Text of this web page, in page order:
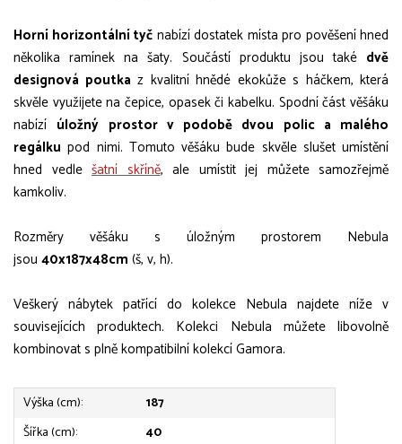
Horní horizontální tyč nabízí dostatek místa pro pověšení hned
několika ramínek na šaty. Součástí produktu jsou také dvě
designová poutka z kvalitní hnědé ekokůže s háčkem, která
skvěle využijete na čepice, opasek či kabelku. Spodní část věšáku
nabízí úložný prostor v podobě dvou polic a malého
regálku pod nimi. Tomuto věšáku bude skvěle slušet umístění
hned vedle šatní skříně, ale umístit jej můžete samozřejmě
kamkoliv.
Rozměry věšáku s úložným prostorem Nebula
jsou 40x187x48cm (š, v, h).
Veškerý nábytek patřící do kolekce Nebula najdete níže v
souvisejících produktech. Kolekci Nebula můžete libovolně
kombinovat s plně kompatibilní kolekcí Gamora.
Výška (cm):
187
Šířka (cm):
40